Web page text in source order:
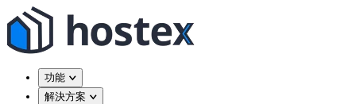
功能
解決方案